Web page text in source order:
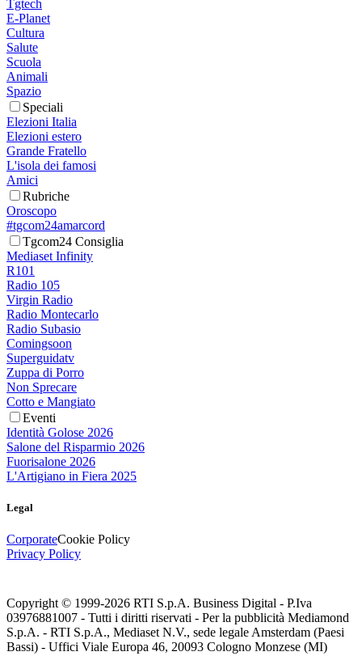
Tgtech
E-Planet
Cultura
Salute
Scuola
Animali
Spazio
Speciali
Elezioni Italia
Elezioni estero
Grande Fratello
L'isola dei famosi
Amici
Rubriche
Oroscopo
#tgcom24amarcord
Tgcom24 Consiglia
Mediaset Infinity
R101
Radio 105
Virgin Radio
Radio Montecarlo
Radio Subasio
Comingsoon
Superguidatv
Zuppa di Porro
Non Sprecare
Cotto e Mangiato
Eventi
Identità Golose 2026
Salone del Risparmio 2026
Fuorisalone 2026
L'Artigiano in Fiera 2025
Legal
CorporateCookie Policy
Privacy Policy
Copyright © 1999-2026 RTI S.p.A. Business Digital - P.Iva
03976881007 - Tutti i diritti riservati - Per la pubblicità Mediamond
S.p.A. - RTI S.p.A., Mediaset N.V., sede legale Amsterdam (Paesi
Bassi) - Uffici Viale Europa 46, 20093 Cologno Monzese (MI)